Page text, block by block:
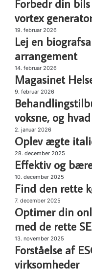
eventyr
din
aerodynamik
med
vortex
generatorer
Forbedr din
vortex
Lej
en
til
dit
næste
arrangement
19. februar 2026
Lej en
arrangement
Magasinet
Helse
for
Kvinder
40
Plus
14. februar 2026
Magasinet
Behandlingstilbud
for
alkohol
til
voksne,
og
hvad
de
typisk
indeholder
9. februar 2026
voksne, og
Oplev
ægte
italiensk
mad
2. januar 2026
Oplev ægte
Effektiv
og
bæredygtig
byggepraksis
28. december 2025
Effektiv og
Find
den
rette
køreskole
Aarhus
10. december 2025
Find den rette
Optimer
din
tilstedeværelse
med
de
rette
7. december 2025
Optimer din
med de rette
Forståelse
af
ESG
13. november 2025
Forståelse af
virksomheder